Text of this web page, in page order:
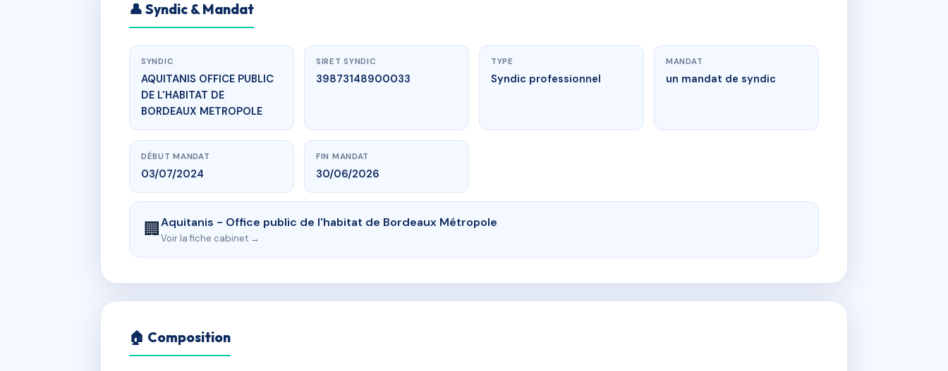
👤 Syndic & Mandat
SYNDIC
AQUITANIS OFFICE PUBLIC
DE L'HABITAT DE
BORDEAUX METROPOLE
SIRET SYNDIC
39873148900033
TYPE
Syndic professionnel
MANDAT
un mandat de syndic
DÉBUT MANDAT
03/07/2024
FIN MANDAT
30/06/2026
🏢Aquitanis - Office public de l'habitat de Bordeaux Métropole
Voir la fiche cabinet →
🏠 Composition